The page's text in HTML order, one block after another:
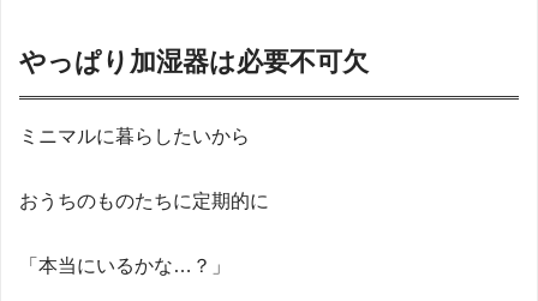
やっぱり加湿器は必要不可欠
ミニマルに暮らしたいから
おうちのものたちに定期的に
「本当にいるかな…？」